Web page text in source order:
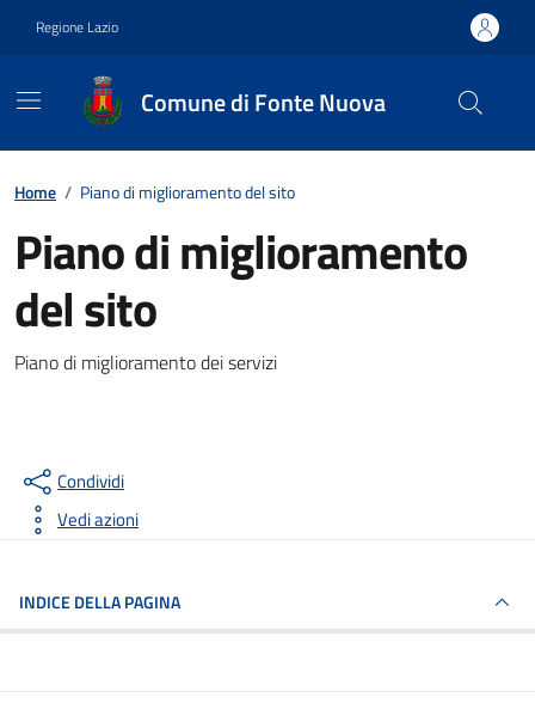
Regione Lazio
Comune di Fonte Nuova
Contenuti in evidenza
Home / Piano di miglioramento del sito
Piano di miglioramento
del sito
Dettagli della notizia
Piano di miglioramento dei servizi
Condividi
Vedi azioni
INDICE DELLA PAGINA